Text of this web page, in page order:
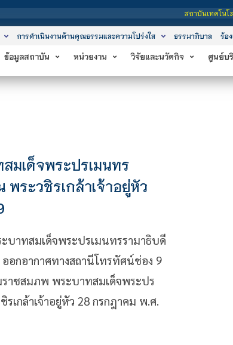
สถาบันเทคโนโลยีจิตร
การดำเนินงานด้านคุณธรรมและความโปร่งใส ธรรมาภิบาล ร้อ
ข้อมูลสถาบัน หน่วยงาน วิจัยและนวัตกิจ ศูนย์บ
มเด็จพระปรเมนทร
ระวชิรเกล้าเจ้าอยู่หัว
าทสมเด็จพระปรเมนทรรามาธิบดี
อกอากาศทางสถานีโทรทัศน์ช่อง 9
ราชสมภพ พระบาทสมเด็จพระปร
เกล้าเจ้าอยู่หัว 28 กรกฎาคม พ.ศ.